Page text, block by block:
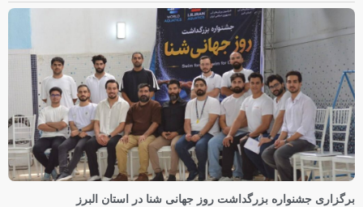
برگزاری جشنواره بزرگداشت روز جهانی شنا در استان البرز